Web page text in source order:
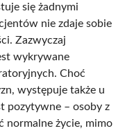
się żadnymi
nie zdaje sobie
Zazwyczaj
wykrywane
Choć
występuje także u
pozytywne – osoby z
normalne życie, mimo